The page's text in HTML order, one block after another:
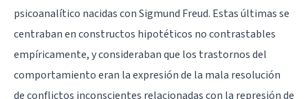
psicoanalítico nacidas conSigmund Freud. Estas últimas se
centraban en constructos hipotéticos no contrastables
empíricamente, y consideraban que los trastornos del
comportamiento eran la expresión de la mala resolución
deconflictos inconscientes relacionadas con la represión de